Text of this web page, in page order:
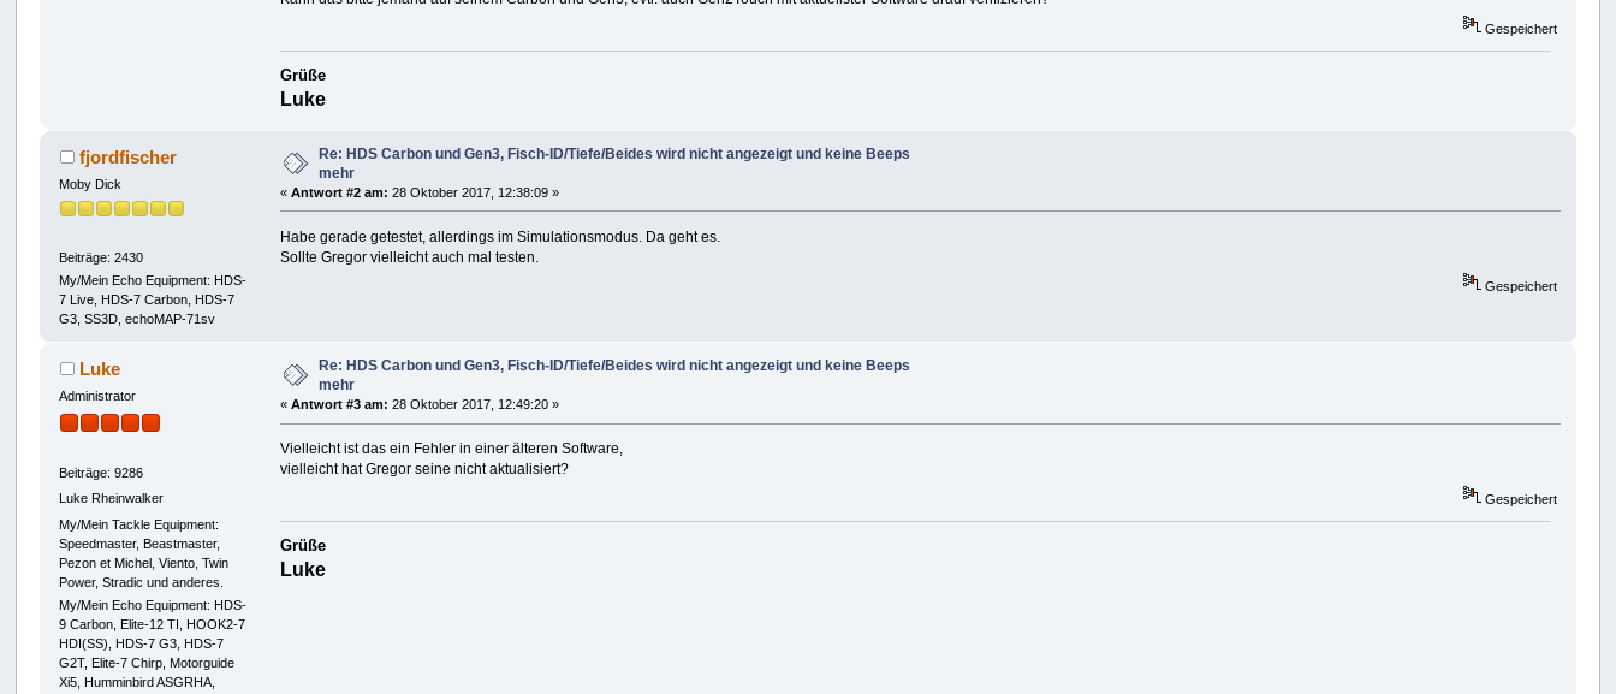
Gespeichert
Grüße
Luke
fjordfischer
Moby Dick
Beiträge: 2430
My/Mein Echo Equipment: HDS-
7 Live, HDS-7 Carbon, HDS-7
G3, SS3D, echoMAP-71sv
Re: HDS Carbon und Gen3, Fisch-ID/Tiefe/Beides wird nicht angezeigt und keine Beeps
mehr
«Antwort #2 am: 28 Oktober 2017, 12:38:09 »
Habe gerade getestet, allerdings im Simulationsmodus. Da geht es.
Sollte Gregor vielleicht auch mal testen.
Gespeichert
Luke
Administrator
Beiträge: 9286
Luke Rheinwalker
My/Mein Tackle Equipment:
Speedmaster, Beastmaster,
Pezon et Michel, Viento, Twin
Power, Stradic und anderes.
My/Mein Echo Equipment: HDS-
9 Carbon, Elite-12 TI, HOOK2-7
HDI(SS), HDS-7 G3, HDS-7
G2T, Elite-7 Chirp, Motorguide
Xi5, Humminbird ASGRHA,
Re: HDS Carbon und Gen3, Fisch-ID/Tiefe/Beides wird nicht angezeigt und keine Beeps
mehr
«Antwort #3 am: 28 Oktober 2017, 12:49:20 »
Vielleicht ist das ein Fehler in einer älteren Software,
vielleicht hat Gregor seine nicht aktualisiert?
Gespeichert
Grüße
Luke